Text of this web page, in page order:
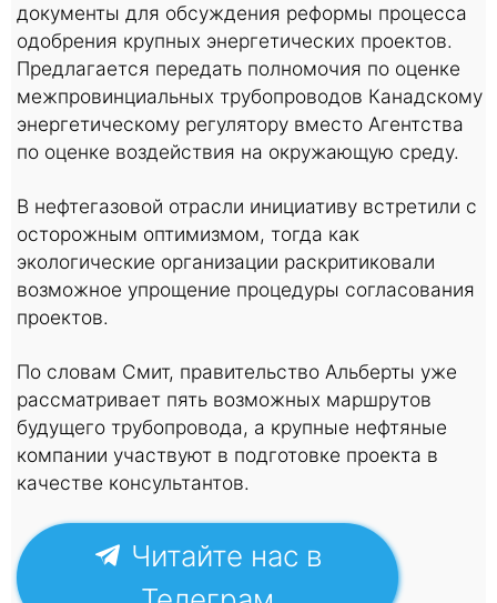
документы для обсуждения реформы процесса
одобрения крупных энергетических проектов.
Предлагается передать полномочия по оценке
межпровинциальных трубопроводов Канадскому
энергетическому регулятору вместо Агентства
по оценке воздействия на окружающую среду.
В нефтегазовой отрасли инициативу встретили с
осторожным оптимизмом, тогда как
экологические организации раскритиковали
возможное упрощение процедуры согласования
проектов.
По словам Смит, правительство Альберты уже
рассматривает пять возможных маршрутов
будущего трубопровода, а крупные нефтяные
компании участвуют в подготовке проекта в
качестве консультантов.
Читайте нас в